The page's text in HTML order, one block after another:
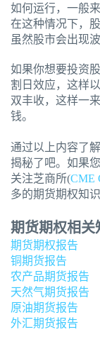
如何运行，一般
在这种情况下，
虽然股市会出现
如果你想要投资
割日效应，这样
双丰收，这样一
钱。
通过以上内容了
揭秘了吧。如果
关注芝商所(CME
多的期货期权知识
期货期权相关
期货期权报告
铜期货报告
农产品期货报告
天然气期货报告
原油期货报告
外汇期货报告